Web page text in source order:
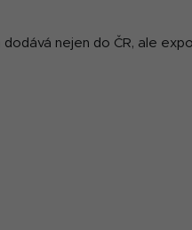
dodává nejen do ČR, ale